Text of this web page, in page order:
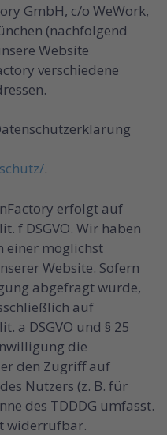
GmbH, c/o WeWork,
(nachfolgend
Website
verschiedene
.
erfolgt auf
f DSGVO. Wir haben
einer möglichst
Website. Sofern
abgefragt wurde,
auf
a DSGVO und § 25
die
den Zugriff auf
Nutzers (z. B. für
des TDDDG umfasst.
widerrufbar.